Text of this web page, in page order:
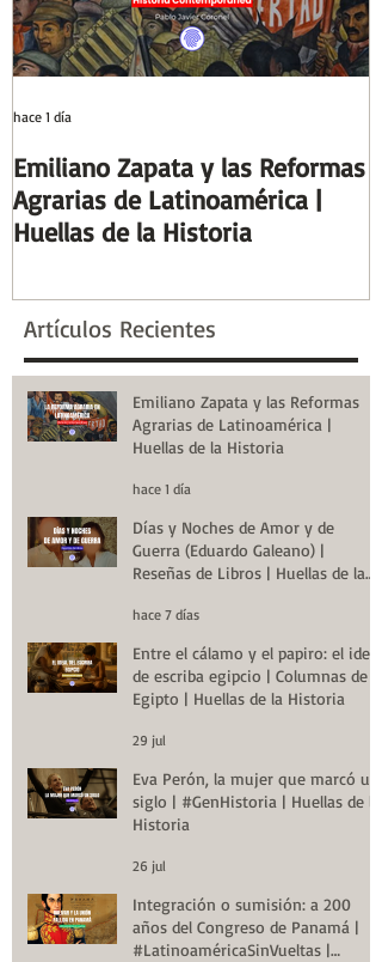
Emiliano Zapata y las Reformas
Agrarias de Latinoamérica |
Huellas de la Historia
hace 1 día
Artículos Recientes
Emiliano Zapata y las Reformas
Agrarias de Latinoamérica |
Huellas de la Historia
hace 1 día
Días y Noches de Amor y de
Guerra (Eduardo Galeano) |
Reseñas de Libros | Huellas de la
hace 7 días
Entre el cálamo y el papiro: el ideal
de escriba egipcio | Columnas de
Egipto | Huellas de la Historia
29 jul
Eva Perón, la mujer que marcó un
siglo | #GenHistoria | Huellas de la
Historia
26 jul
Integración o sumisión: a 200
años del Congreso de Panamá |
#LatinoaméricaSinVueltas |